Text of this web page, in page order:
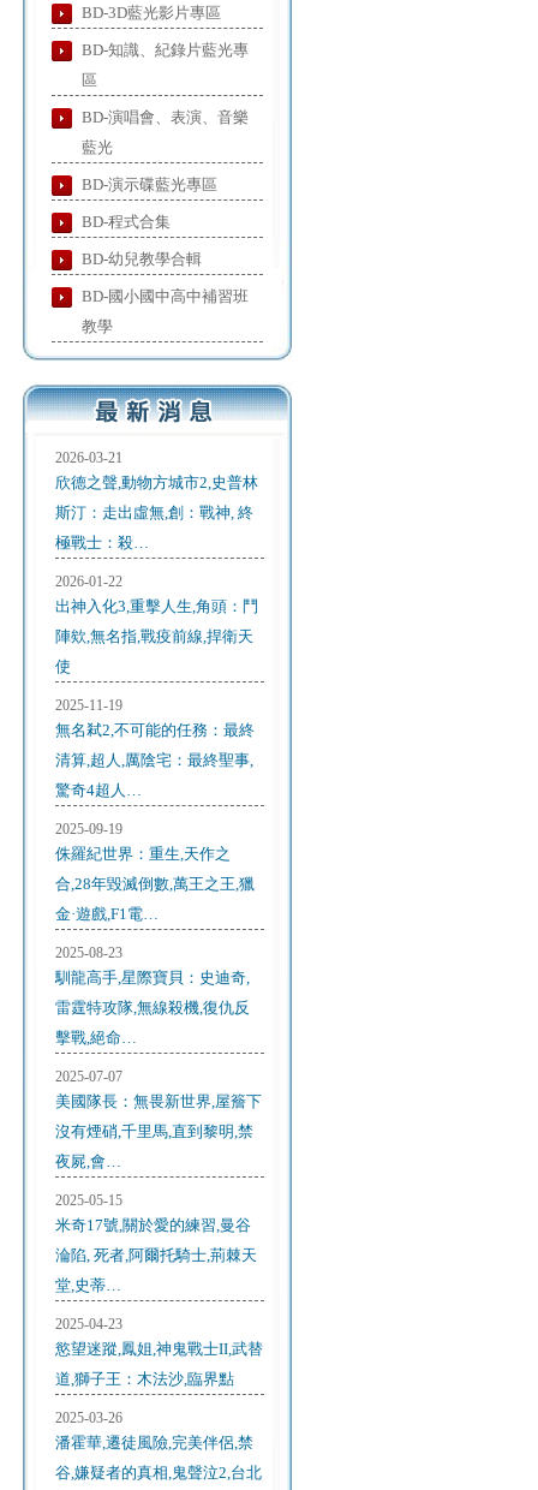
BD-3D藍光影片專區
BD-知識、紀錄片藍光專
區
BD-演唱會、表演、音樂
藍光
BD-演示碟藍光專區
BD-程式合集
BD-幼兒教學合輯
BD-國小國中高中補習班
教學
2026-03-21
欣德之聲,動物方城市2,史普林
斯汀：走出虛無,創：戰神, 終
極戰士：殺…
2026-01-22
出神入化3,重擊人生,角頭：鬥
陣欸,無名指,戰疫前線,捍衛天
使
2025-11-19
無名弒2,不可能的任務：最終
清算,超人,厲陰宅：最終聖事,
驚奇4超人…
2025-09-19
侏羅紀世界：重生,天作之
合,28年毀滅倒數,萬王之王,獵
金·遊戲,F1電…
2025-08-23
馴龍高手,星際寶貝：史迪奇,
雷霆特攻隊,無線殺機,復仇反
擊戰,絕命…
2025-07-07
美國隊長：無畏新世界,屋簷下
沒有煙硝,千里馬,直到黎明,禁
夜屍,會…
2025-05-15
米奇17號,關於愛的練習,曼谷
淪陷, 死者,阿爾托騎士,荊棘天
堂,史蒂…
2025-04-23
慾望迷蹤,鳳姐,神鬼戰士II,武替
道,獅子王：木法沙,臨界點
2025-03-26
潘霍華,遷徒風險,完美伴侶,禁
谷,嫌疑者的真相,鬼聲泣2,台北